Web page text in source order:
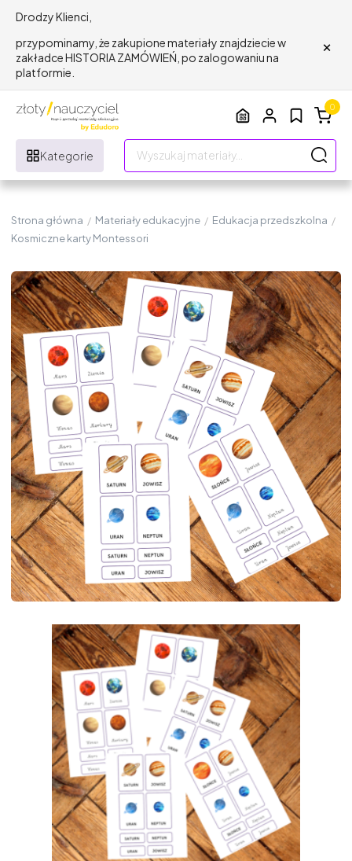
Drodzy Klienci,
przypominamy, że zakupione materiały znajdziecie w
zakładce HISTORIA ZAMÓWIEŃ, po zalogowaniu na
platformie.
×
Kategorie
0
Strona główna / Materiały edukacyjne / Edukacja przedszkolna /
Kosmiczne karty Montessori